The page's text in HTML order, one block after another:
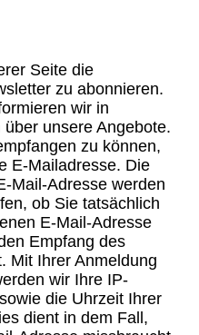
Seite die
zu abonnieren.
wir in
unsere Angebote.
zu können,
E-Mailadresse. Die
Mail-Adresse werden
ob Sie tatsächlich
E-Mail-Adresse
Empfang des
Mit Ihrer Anmeldung
wir Ihre IP-
die Uhrzeit Ihrer
dient in dem Fall,